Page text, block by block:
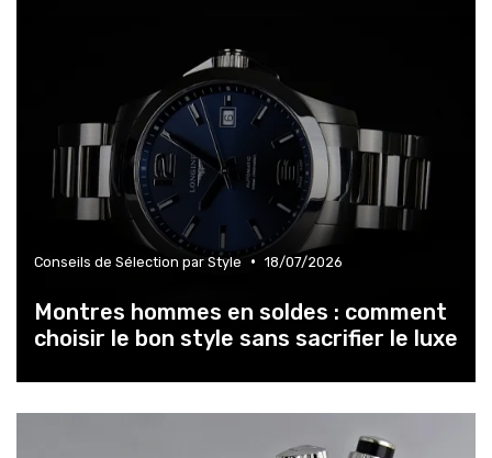
Conseils de Sélection par Style • 18/07/2026
Montres hommes en soldes : comment
choisir le bon style sans sacrifier le luxe